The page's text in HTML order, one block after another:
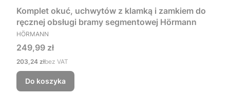
Komplet okuć, uchwytów z klamką i zamkiem do
ręcznej obsługi bramy segmentowej Hörmann
PRODUCENT
HÖRMANN
Cena
249,99 zł
Cena
203,24 złbez VAT
Do koszyka